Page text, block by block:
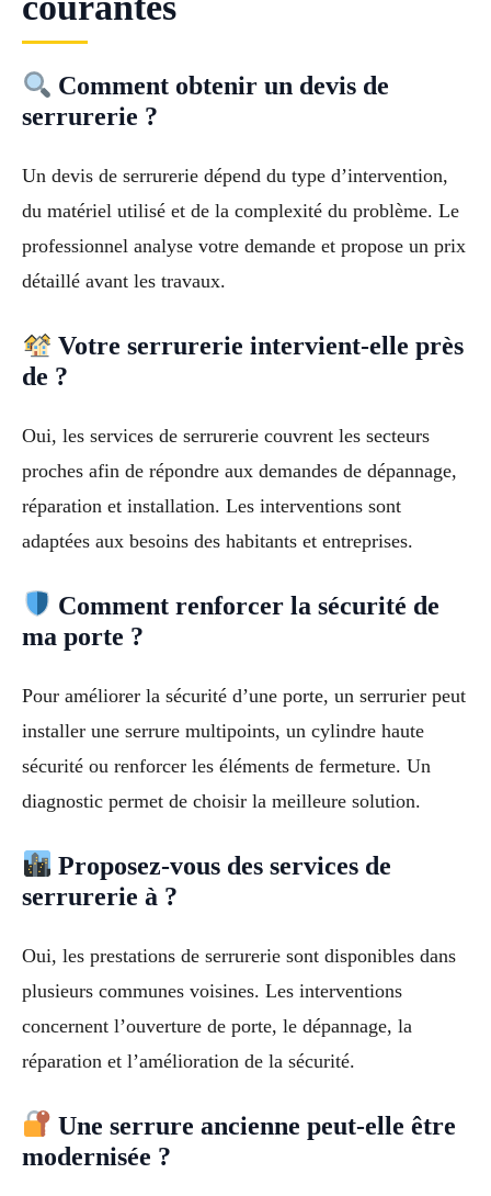
Comment obtenir un devis de
serrurerie ?
Un devis de serrurerie dépend du type d’intervention,
du matériel utilisé et de la complexité du problème. Le
professionnel analyse votre demande et propose un prix
détaillé avant les travaux.
Votre serrurerie intervient-elle près
de ?
Oui, les services de serrurerie couvrent les secteurs
proches afin de répondre aux demandes de dépannage,
réparation et installation. Les interventions sont
adaptées aux besoins des habitants et entreprises.
Comment renforcer la sécurité de
ma porte ?
Pour améliorer la sécurité d’une porte, un serrurier peut
installer une serrure multipoints, un cylindre haute
sécurité ou renforcer les éléments de fermeture. Un
diagnostic permet de choisir la meilleure solution.
Proposez-vous des services de
serrurerie à ?
Oui, les prestations de serrurerie sont disponibles dans
plusieurs communes voisines. Les interventions
concernent l’ouverture de porte, le dépannage, la
réparation et l’amélioration de la sécurité.
Une serrure ancienne peut-elle être
modernisée ?